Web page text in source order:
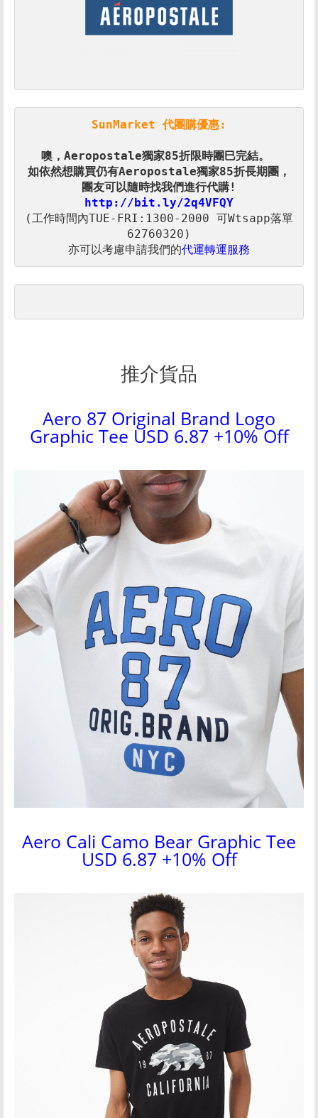
SunMarket 代團購優惠:
噢，Aeropostale獨家85折限時團巳完結。
如依然想購買仍有Aeropostale獨家85折長期團，
http://bit.ly/2q4VFQY
(工作時間內TUE-FRI:1300-2000 可Wtsapp落單
亦可以考慮申請我們的代運轉運服務
推介貨品
Aero 87 Original Brand Logo
Graphic Tee USD 6.87 +10% Off
Aero Cali Camo Bear Graphic Tee
USD 6.87 +10% Off